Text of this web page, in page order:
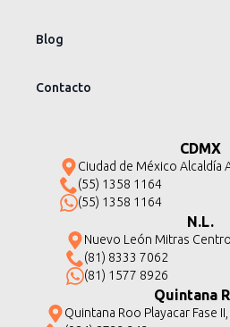
Blog
Contacto
CDMX
Ciudad de México Alcaldía
(55) 1358 1164
(55) 1358 1164
N.L.
Nuevo León Mitras
(81) 8333 7062
(81) 1577 8926
Quintana
Quintana Roo Playacar Fase